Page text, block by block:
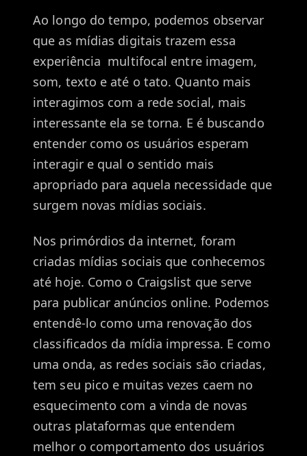
Ao longo do tempo, podemos observar
que as mídias digitais trazem essa
experiência multifocal entre imagem,
som, texto e até o tato. Quanto mais
interagimos com a rede social, mais
interessante ela se torna. E é buscando
entender como os usuários esperam
interagir e qual o sentido mais
apropriado para aquela necessidade que
surgem novas mídias sociais.
Nos primórdios da internet, foram
criadas mídias sociais que conhecemos
até hoje. Como o Craigslist que serve
para publicar anúncios online. Podemos
entendê-lo como uma renovação dos
classificados da mídia impressa. E como
uma onda, as redes sociais são criadas,
tem seu pico e muitas vezes caem no
esquecimento com a vinda de novas
outras plataformas que entendem
melhor o comportamento dos usuários